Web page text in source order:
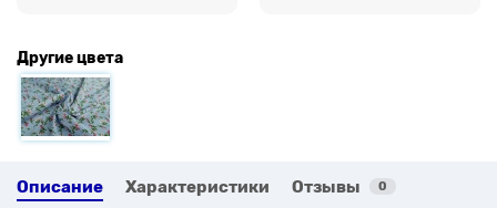
Другие цвета
Описание Характеристики Отзывы 0